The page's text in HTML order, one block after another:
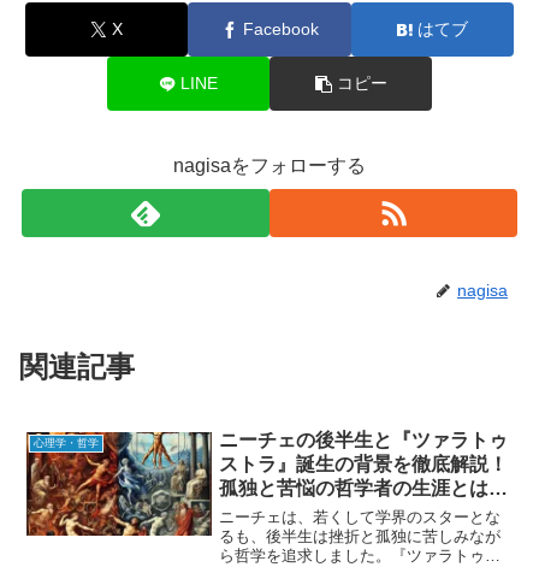
X Facebook はてブ
LINE コピー
nagisaをフォローする
nagisa
関連記事
心理学・哲学
ニーチェの後半生と『ツァラトゥ
ストラ』誕生の背景を徹底解説！
孤独と苦悩の哲学者の生涯とは
［ニーチェ・ツァラトゥストラ
②］
ニーチェは、若くして学界のスターとな
るも、後半生は挫折と孤独に苦しみなが
ら哲学を追求しました。『ツァラトゥス